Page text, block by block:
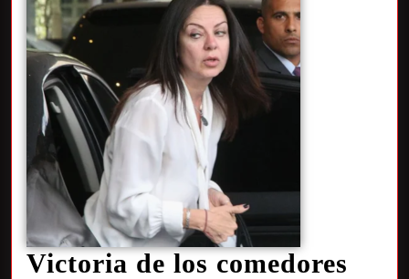
Victoria de los comedores